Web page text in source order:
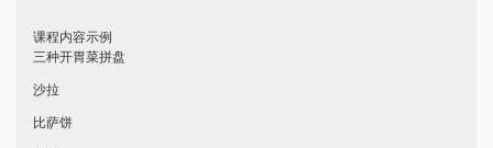
课程内容示例
三种开胃菜拼盘
沙拉
比萨饼